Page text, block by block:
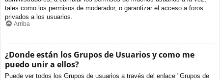
tales como los permisos de moderador, o garantizar el acceso a foros
privados a los usuarios.
Arriba
¿Donde están los Grupos de Usuarios y como me
puedo unir a ellos?
Puede ver todos los Grupos de usuarios a través del enlace "Grupos de